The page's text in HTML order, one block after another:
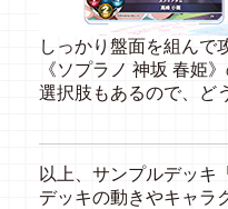
しっかり盤面を組んで
《ソプラノ 神坂 春姫
選択肢もあるので、ど
以上、サンプルデッキ
デッキの動きやキャラ